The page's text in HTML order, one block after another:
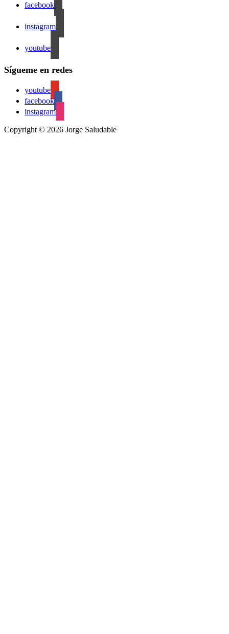
facebook
instagram
youtube
Sígueme en redes
youtube
facebook
instagram
Copyright © 2026 Jorge Saludable